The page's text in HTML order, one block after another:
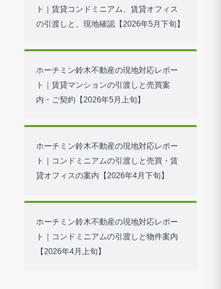
ト｜賃貸コンドミニアム、賃貸オフィス
の引渡しと、現地確認【2026年5月下旬】
ホーチミン鈴木不動産の現地対応レポー
ト｜賃貸マンションの引渡しと売買案
内・ご契約【2026年5月上旬】
ホーチミン鈴木不動産の現地対応レポー
ト｜コンドミニアムの引渡しと売買・賃
貸オフィスの案内【2026年4月下旬】
ホーチミン鈴木不動産の現地対応レポー
ト｜コンドミニアムの引渡しと物件案内
【2026年4月上旬】